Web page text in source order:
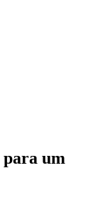
para um